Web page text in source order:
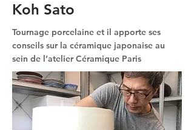
Koh Sato
Tournage porcelaine et il apporte ses
conseils sur la céramique japonaise au
sein de l’atelier Céramique Paris